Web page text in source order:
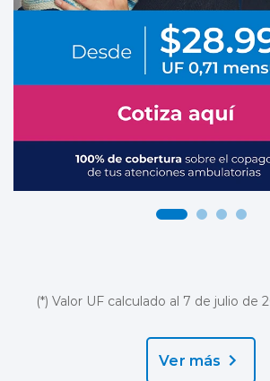
(*) Valor UF calculado al 7 de julio de
Ver más